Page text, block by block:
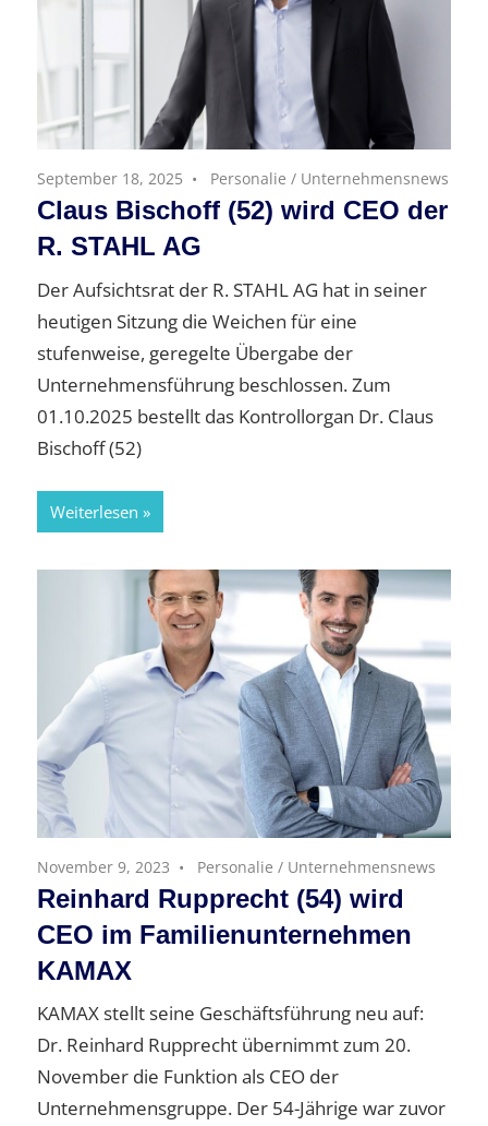
September 18, 2025 Personalie / Unternehmensnews
Claus Bischoff (52) wird CEO der
R. STAHL AG
Der Aufsichtsrat der R. STAHL AG hat in seiner
heutigen Sitzung die Weichen für eine
stufenweise, geregelte Übergabe der
Unternehmensführung beschlossen. Zum
01.10.2025 bestellt das Kontrollorgan Dr. Claus
Bischoff (52)
Weiterlesen
November 9, 2023 Personalie / Unternehmensnews
Reinhard Rupprecht (54) wird
CEO im Familienunternehmen
KAMAX
KAMAX stellt seine Geschäftsführung neu auf:
Dr. Reinhard Rupprecht übernimmt zum 20.
November die Funktion als CEO der
Unternehmensgruppe. Der 54-Jährige war zuvor